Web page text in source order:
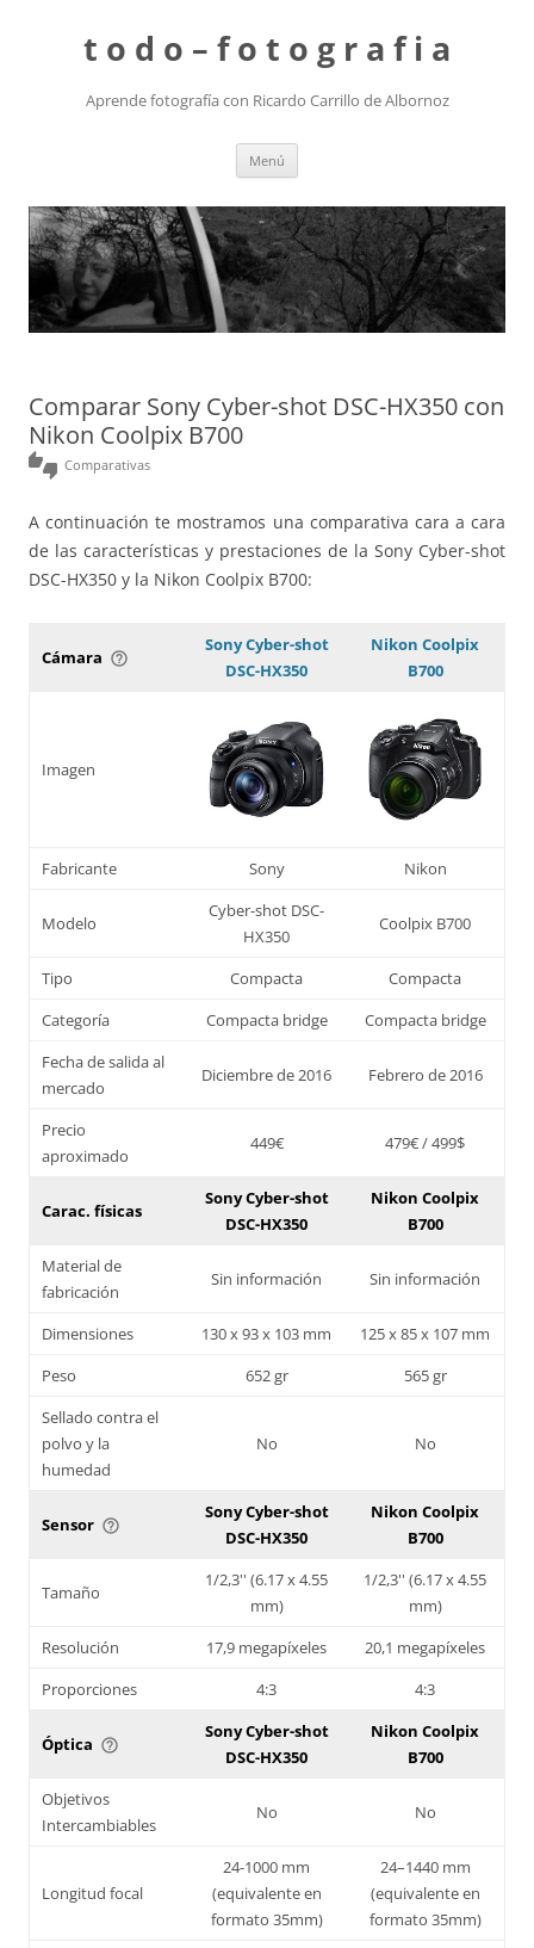
t o d o – f o t o g r a f i a
Aprende fotografía con Ricardo Carrillo de Albornoz
Menú
Comparar Sony Cyber-shot DSC-HX350 con
Nikon Coolpix B700
thumbs_up_down Comparativas
A continuación te mostramos una comparativa cara a cara
de las características y prestaciones de la Sony Cyber-shot
DSC-HX350 y la Nikon Coolpix B700:
Cámara help_outline
Sony Cyber-shot
DSC-HX350
Nikon Coolpix
B700
Imagen
Fabricante Sony Nikon
Modelo
Cyber-shot DSC-
HX350
Coolpix B700
Tipo Compacta
Compacta
Categoría
Compacta bridge
Compacta bridge
Fecha de salida al
mercado
Diciembre de 2016 Febrero de 2016
Precio
aproximado
449€ 479€ / 499$
Carac. físicas
Sony Cyber-shot
DSC-HX350
Nikon Coolpix
B700
Material de
fabricación
Sin información Sin información
Dimensiones 130 x 93 x 103 mm
125 x 85 x 107 mm
Peso
652 gr
565 gr
Sellado contra el
polvo y la
humedad
No No
Sensor help_outline
Sony Cyber-shot
DSC-HX350
Nikon Coolpix
B700
Tamaño
1/2,3'' (6.17 x 4.55
mm)
1/2,3'' (6.17 x 4.55
mm)
Resolución
17,9 megapíxeles
20,1 megapíxeles
Proporciones
4:3 4:3
Óptica help_outline
Sony Cyber-shot
DSC-HX350
Nikon Coolpix
B700
Objetivos
Intercambiables
No No
Longitud focal
24-1000 mm
(equivalente en
formato 35mm)
24–1440 mm
(equivalente en
formato 35mm)